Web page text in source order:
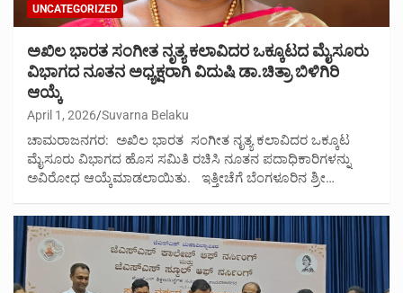
UNCATEGORIZED
ಅಖಿಲ ಭಾರತ ಸಂಗೀತ ನೃತ್ಯ ಕಲಾವಿದರ ಒಕ್ಕೂಟದ ಮೈಸೂರು
ವಿಭಾಗದ ನೂತನ ಅಧ್ಯಕ್ಷರಾಗಿ ವಿದುಷಿ ಡಾ.ಚಿತ್ರಾ ಬಿಳಿಗಿರಿ
ಆಯ್ಕೆ
April 1, 2026 Suvarna Belaku
ಚಾಮರಾಜನಗರ: ಅಖಿಲ ಭಾರತ ಸಂಗೀತ ನೃತ್ಯ ಕಲಾವಿದರ ಒಕ್ಕೂಟ
ಮೈಸೂರು ವಿಭಾಗದ ಹೊಸ ಸಮಿತಿ ರಚಿಸಿ ನೂತನ ಪದಾಧಿಕಾರಿಗಳನ್ನು
ಅವಿರೋಧ ಆಯ್ಕೆಮಾಡಲಾಯಿತು. ಇತ್ತೀಚೆಗೆ ಬೆಂಗಳೂರಿನ ಶ್ರೀ…